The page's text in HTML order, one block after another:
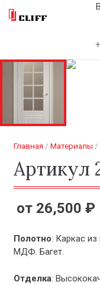
Главная / Материалы /
Артикул
26,500 ₽
Полотно: Каркас
МДФ. Багет.
Отделка: